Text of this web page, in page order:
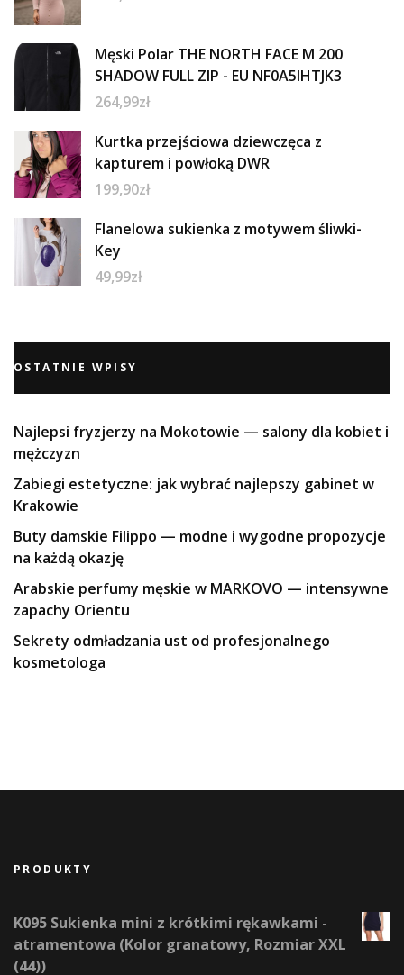
Męski Polar THE NORTH FACE M 200
SHADOW FULL ZIP - EU NF0A5IHTJK3
264,99zł
Kurtka przejściowa dziewczęca z
kapturem i powłoką DWR
199,90zł
Flanelowa sukienka z motywem śliwki-
Key
49,99zł
OSTATNIE WPISY
Najlepsi fryzjerzy na Mokotowie — salony dla kobiet i
mężczyzn
Zabiegi estetyczne: jak wybrać najlepszy gabinet w
Krakowie
Buty damskie Filippo — modne i wygodne propozycje
na każdą okazję
Arabskie perfumy męskie w MARKOVO — intensywne
zapachy Orientu
Sekrety odmładzania ust od profesjonalnego
kosmetologa
PRODUKTY
K095 Sukienka mini z krótkimi rękawkami -
atramentowa (Kolor granatowy, Rozmiar XXL
(44))